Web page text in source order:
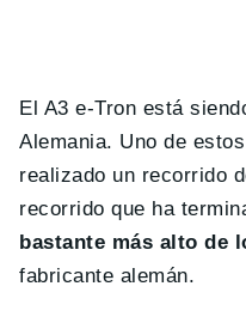
El A3 e-Tron está
Alemania. Uno de
realizado un recorrido
recorrido que ha
bastante más alto de
fabricante alemán.